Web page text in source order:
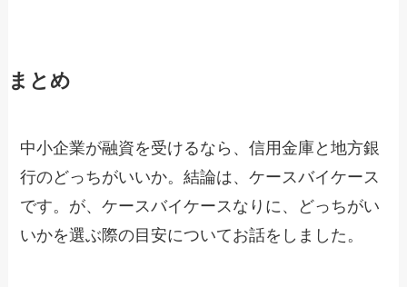
まとめ
中小企業が融資を受けるなら、信用金庫と地方銀
行のどっちがいいか。結論は、ケースバイケース
です。が、ケースバイケースなりに、どっちがい
いかを選ぶ際の目安についてお話をしました。